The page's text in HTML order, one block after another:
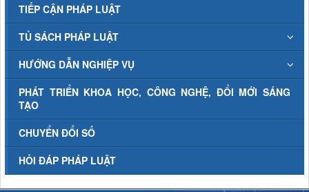
TIẾP CẬN PHÁP LUẬT
TỦ SÁCH PHÁP LUẬT
HƯỚNG DẪN NGHIỆP VỤ
PHÁT TRIỂN KHOA HỌC, CÔNG NGHỆ, ĐỔI MỚI SÁNG
TẠO
CHUYỂN ĐỔI SỐ
HỎI ĐÁP PHÁP LUẬT